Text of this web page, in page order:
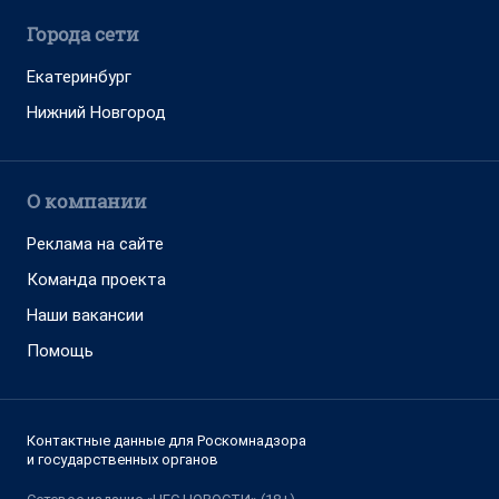
Города сети
Екатеринбург
Нижний Новгород
О компании
Реклама на сайте
Команда проекта
Наши вакансии
Помощь
Контактные данные для Роскомнадзора
и государственных органов